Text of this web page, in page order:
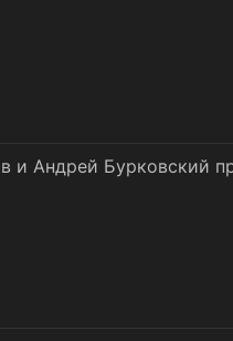
и Андрей Бурковский